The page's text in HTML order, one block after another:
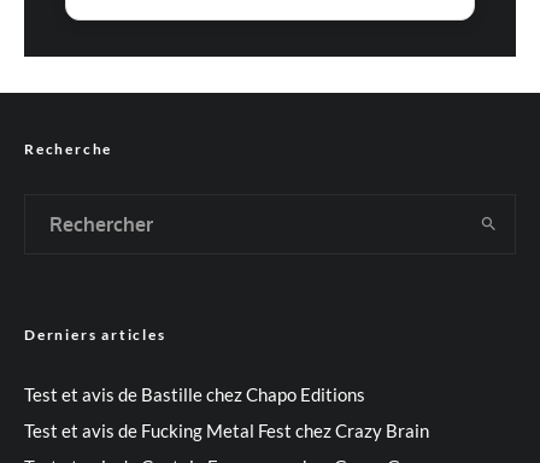
Recherche
Derniers articles
Test et avis de Bastille chez Chapo Editions
Test et avis de Fucking Metal Fest chez Crazy Brain